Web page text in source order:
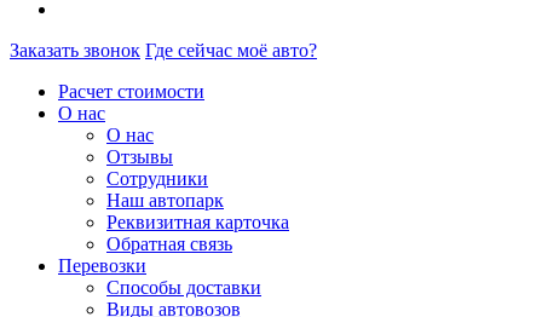
Заказать звонок Где сейчас моё авто?
Расчет стоимости
О нас
О нас
Отзывы
Сотрудники
Наш автопарк
Реквизитная карточка
Обратная связь
Перевозки
Способы доставки
Виды автовозов